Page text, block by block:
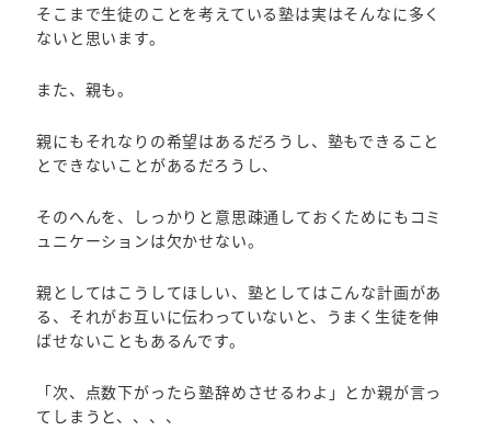
そこまで生徒のことを考えている塾は実はそんなに多く
ないと思います。
また、親も。
親にもそれなりの希望はあるだろうし、塾もできること
とできないことがあるだろうし、
そのへんを、しっかりと意思疎通しておくためにもコミ
ュニケーションは欠かせない。
親としてはこうしてほしい、塾としてはこんな計画があ
る、それがお互いに伝わっていないと、うまく生徒を伸
ばせないこともあるんです。
「次、点数下がったら塾辞めさせるわよ」とか親が言っ
てしまうと、、、、